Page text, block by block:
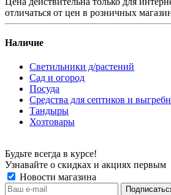
отличаться от цен в розничных
Наличие
Светильники д/растений
Сад и огород
Посуда
Средства для септиков и
Тандыры
Хозтовары
Будьте всегда в курсе!
Узнавайте о скидках и акциях первым
Новости магазина